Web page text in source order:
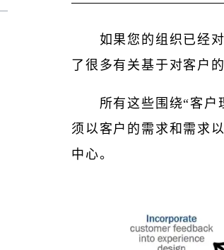
如果您的组织已经
了很多有关基于对客户
所有这些围绕“客
须以客户的需求和需求
中心。